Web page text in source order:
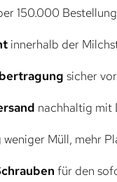
150.000
innerhalb der
sicher
nachhaltig mit
weniger Müll, mehr
für den